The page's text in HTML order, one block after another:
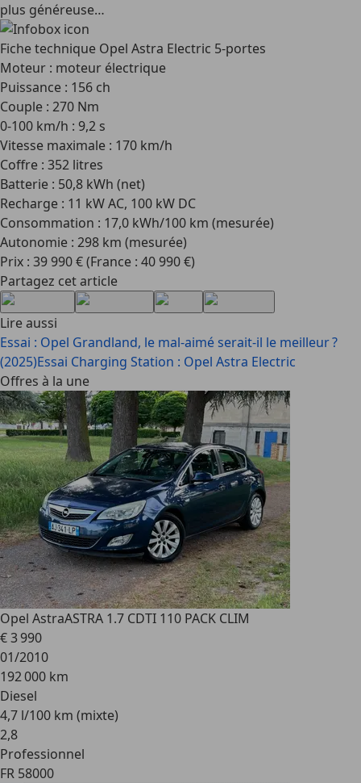
plus généreuse…
Fiche technique Opel Astra Electric 5-portes
Moteur : moteur électrique
Puissance : 156 ch
Couple : 270 Nm
0-100 km/h : 9,2 s
Vitesse maximale : 170 km/h
Coffre : 352 litres
Batterie : 50,8 kWh (net)
Recharge : 11 kW AC, 100 kW DC
Consommation : 17,0 kWh/100 km (mesurée)
Autonomie : 298 km (mesurée)
Prix : 39 990 € (France : 40 990 €)
Partagez cet article
Lire aussi
Essai : Opel Grandland, le mal-aimé serait-il le meilleur ?
(2025)Essai Charging Station : Opel Astra Electric
Offres à la une
Opel AstraASTRA 1.7 CDTI 110 PACK CLIM
€ 3 990
01/2010
192 000 km
Diesel
4,7 l/100 km (mixte)
2,8
Professionnel
FR 58000